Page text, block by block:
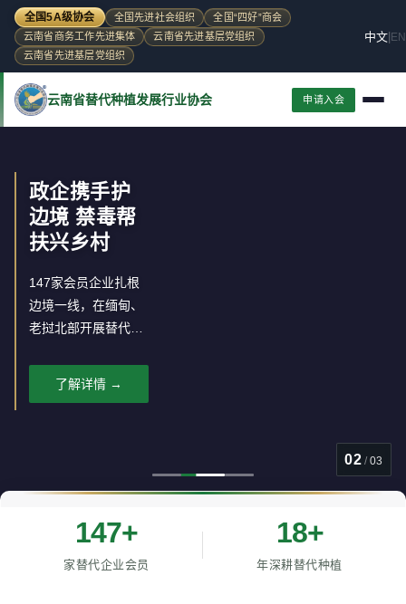
全国5A级协会 全国先进社会组织
全国“四好”商会
云南省商务工作先进集体
云南省先进基层党组织
云南省先进基层党组织
中文|EN
云南省替代种植发展行业协会 申请入会
政企携手护
边境 禁毒帮
扶兴乡村
147家会员企业扎根
边境一线，在缅甸、
老挝北部开展替代种
了解详情 →
02 / 03
147+
家替代企业会员
18+
年深耕替代种植